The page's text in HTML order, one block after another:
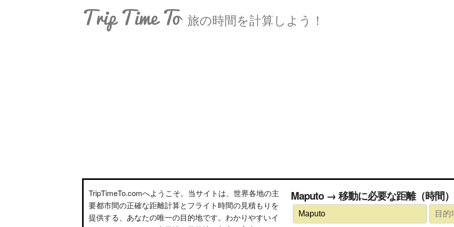
Trip Time To 旅の時間を計算しよう！
TripTimeTo.comへようこそ。当サイトは、世界各地の主
要都市間の正確な距離計算とフライト時間の見積もりを
提供する、あなたの唯一の目的地です。わかりやすいイ
Maputo → 移動に必要な距離（時間）